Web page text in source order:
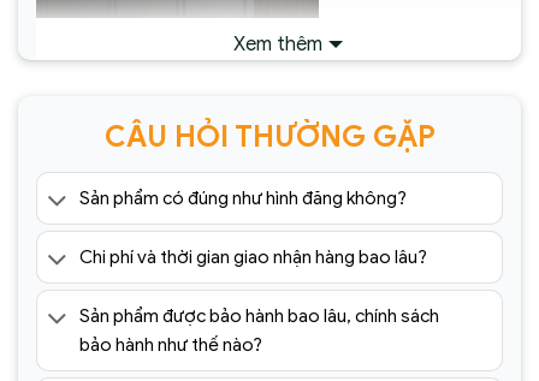
Đèn chùm pha lê cao cấp SC0173-
SR(1)
Xem thêm
CÂU HỎI THƯỜNG GẶP
Sản phẩm có đúng như hình đăng không?
Chi phí và thời gian giao nhận hàng bao lâu?
Sản phẩm được bảo hành bao lâu, chính sách
bảo hành như thế nào?